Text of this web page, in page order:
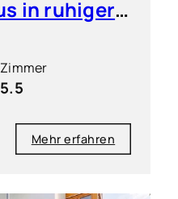
Einfamilienhaus in ruhiger & grüner Toplage
Zimmer
5.5
Mehr erfahren